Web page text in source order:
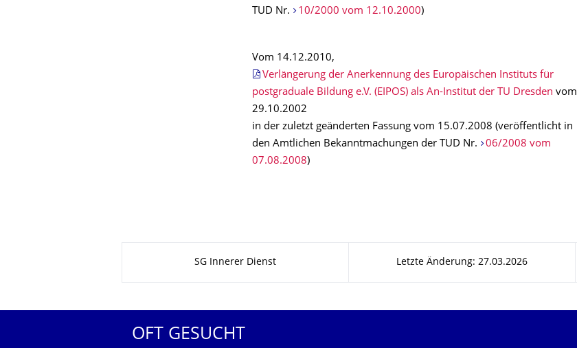
TUD Nr.
10/2000 vom 12.10.2000)
Vom 14.12.2010,
Verlängerung der Anerkennung des Europäischen Instituts für
postgraduale Bildung e.V. (EIPOS) als An-Institut der TU Dresden vom
29.10.2002
in der zuletzt geänderten Fassung vom 15.07.2008 (veröffentlicht in
den Amtlichen Bekanntmachungen der TUD Nr.
06/2008 vom
07.08.2008)
SG Innerer Dienst Letzte Änderung: 27.03.2026
OFT GESUCHT